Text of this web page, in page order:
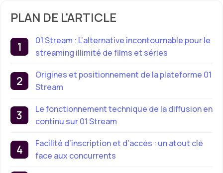
PLAN DE L'ARTICLE
01 Stream : L’alternative incontournable pour le
streaming illimité de films et séries
Origines et positionnement de la plateforme 01
Stream
Le fonctionnement technique de la diffusion en
continu sur 01 Stream
Facilité d’inscription et d’accès : un atout clé
face aux concurrents